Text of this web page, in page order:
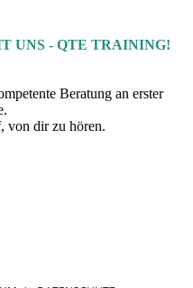
UNS - QTE TRAINING!
Beratung an erster
von dir zu hören.